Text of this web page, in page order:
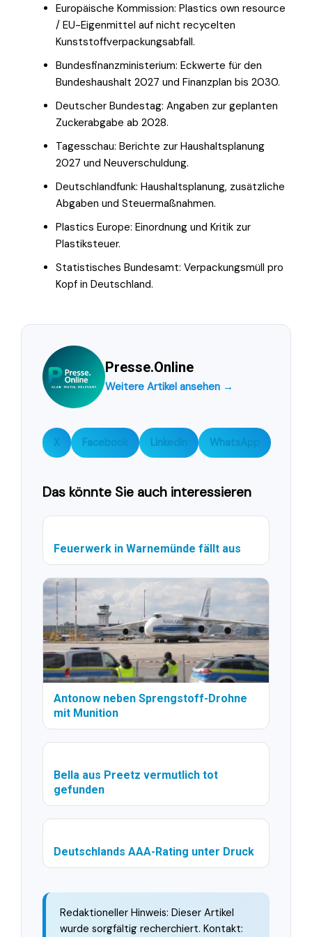
Europäische Kommission: Plastics own resource
/ EU-Eigenmittel auf nicht recycelten
Kunststoffverpackungsabfall.
Bundesfinanzministerium: Eckwerte für den
Bundeshaushalt 2027 und Finanzplan bis 2030.
Deutscher Bundestag: Angaben zur geplanten
Zuckerabgabe ab 2028.
Tagesschau: Berichte zur Haushaltsplanung
2027 und Neuverschuldung.
Deutschlandfunk: Haushaltsplanung, zusätzliche
Abgaben und Steuermaßnahmen.
Plastics Europe: Einordnung und Kritik zur
Plastiksteuer.
Statistisches Bundesamt: Verpackungsmüll pro
Kopf in Deutschland.
Presse.Online
Weitere Artikel ansehen →
X Facebook LinkedIn WhatsApp
Das könnte Sie auch interessieren
Feuerwerk in Warnemünde fällt aus
Antonow neben Sprengstoff-Drohne
mit Munition
Bella aus Preetz vermutlich tot
gefunden
Deutschlands AAA-Rating unter Druck
Redaktioneller Hinweis: Dieser Artikel
wurde sorgfältig recherchiert. Kontakt: